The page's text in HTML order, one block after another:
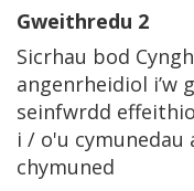
Gweithredu 2
Sicrhau bod
angenrheidiol i’w
seinfwrdd
i / o'u
chymuned